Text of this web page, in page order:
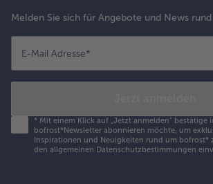
Melden Sie sich für Angebote und News
E-Mail Adresse*
* Mit einem Klick auf „Jetzt anmelden" bestätige
bofrost*Newsletter abonnieren möchte, um
Inspirationen und Neuigkeiten rund um bofrost*
den allgemeinen Datenschutzbestimmungen